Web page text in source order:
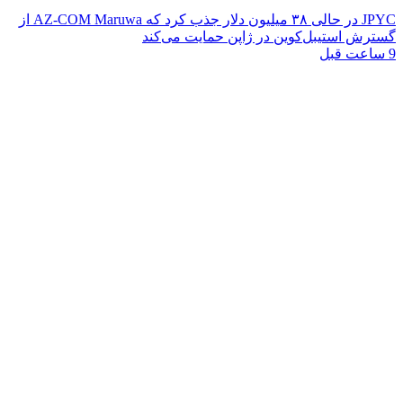
JPYC در حالی ۳۸ میلیون دلار جذب کرد که AZ-COM Maruwa از
گسترش استیبل‌کوین در ژاپن حمایت می‌کند
9 ساعت قبل